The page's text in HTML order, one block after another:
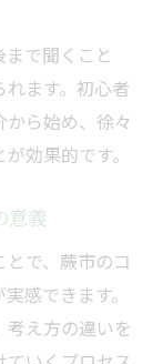
で聞くこと
ます。初心者
ら始め、徐々
効果的です。
意義
で、蕨市のコ
感できます。
え方の違いを